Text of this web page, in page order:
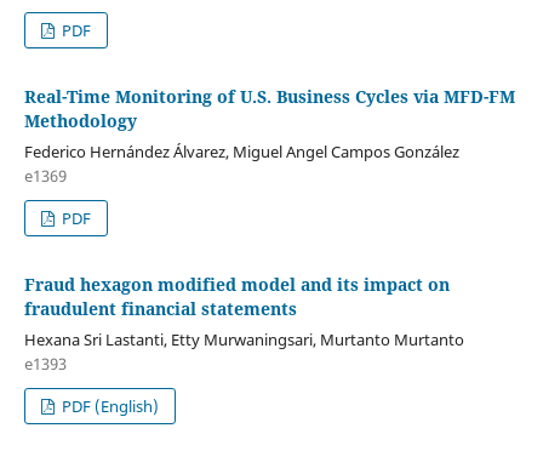
PDF
Real-Time Monitoring of U.S. Business Cycles via MFD-FM
Methodology
Federico Hernández Álvarez, Miguel Angel Campos González
e1369
PDF
Fraud hexagon modified model and its impact on
fraudulent financial statements
Hexana Sri Lastanti, Etty Murwaningsari, Murtanto Murtanto
e1393
PDF (English)